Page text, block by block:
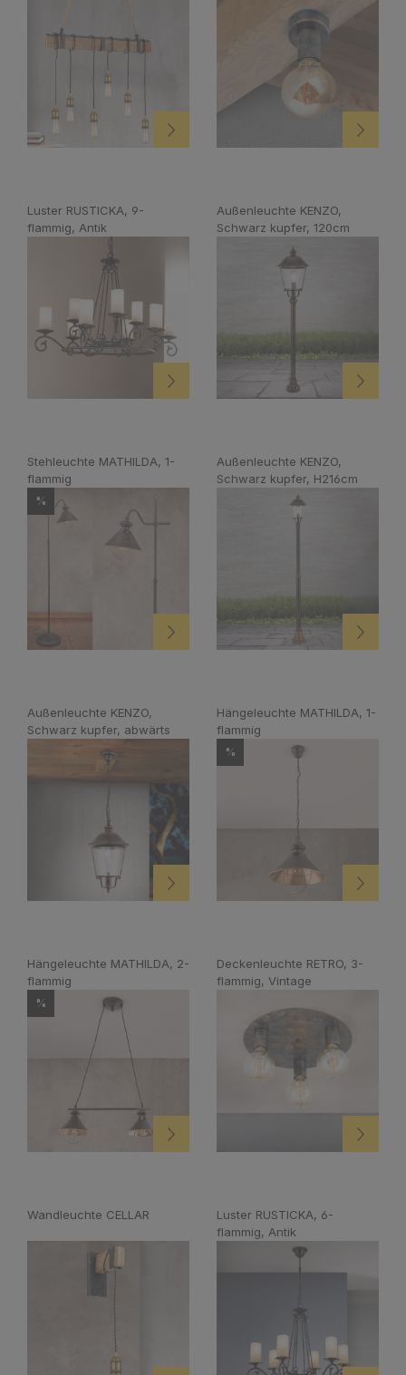
Luster RUSTICKA, 9-
flammig, Antik
Außenleuchte KENZO,
Schwarz kupfer, 120cm
Stehleuchte MATHILDA, 1-
flammig
%
Außenleuchte KENZO,
Schwarz kupfer, H216cm
Außenleuchte KENZO,
Schwarz kupfer, abwärts
Hängeleuchte MATHILDA, 1-
flammig
%
Hängeleuchte MATHILDA, 2-
flammig
%
Deckenleuchte RETRO, 3-
flammig, Vintage
Wandleuchte CELLAR
Luster RUSTICKA, 6-
flammig, Antik